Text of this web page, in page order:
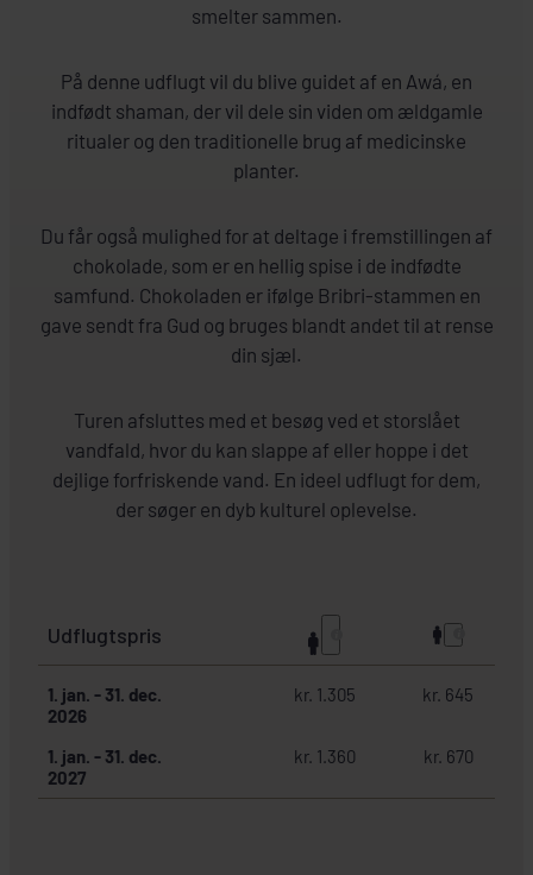
smelter sammen.
På denne udflugt vil du blive guidet af en Awá, en
indfødt shaman, der vil dele sin viden om ældgamle
ritualer og den traditionelle brug af medicinske
planter.
Du får også mulighed for at deltage i fremstillingen af
chokolade, som er en hellig spise i de indfødte
samfund. Chokoladen er ifølge Bribri-stammen en
gave sendt fra Gud og bruges blandt andet til at rense
din sjæl.
Turen afsluttes med et besøg ved et storslået
vandfald, hvor du kan slappe af eller hoppe i det
dejlige forfriskende vand. En ideel udflugt for dem,
der søger en dyb kulturel oplevelse.
Udflugtspris
1. jan. - 31. dec.
2026
kr. 1.305 kr. 645
1. jan. - 31. dec.
2027
kr. 1.360 kr. 670